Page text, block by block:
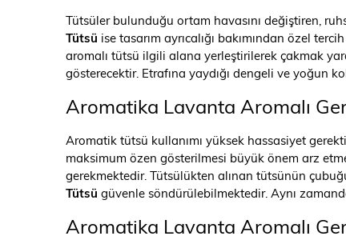
Tütsüler bulunduğu ortam havasını değiştiren,
Tütsü ise tasarım ayrıcalığı bakımından özel
aromalı tütsü ilgili alana yerleştirilerek çakmak
gösterecektir. Etrafına yaydığı dengeli ve yoğun
Aromatika Lavanta Aromalı
Aromatik tütsü kullanımı yüksek hassasiyet
maksimum özen gösterilmesi büyük önem arz
gerekmektedir. Tütsülükten alınan tütsünün
Tütsü güvenle söndürülebilmektedir. Aynı
Aromatika Lavanta Aromalı